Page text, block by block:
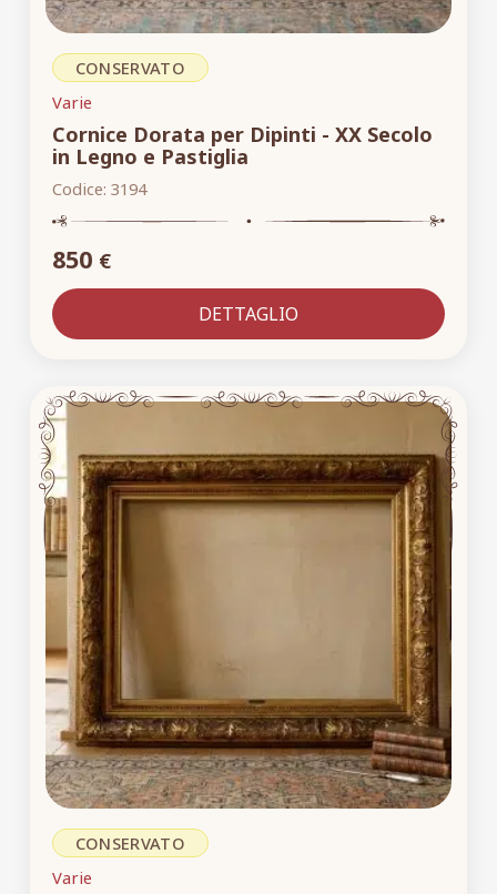
CONSERVATO
Varie
Cornice Dorata per Dipinti - XX Secolo
in Legno e Pastiglia
Codice: 3194
850 €
DETTAGLIO
CONSERVATO
Varie